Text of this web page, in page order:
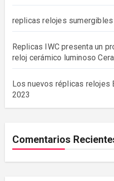
replicas relojes sumergibles
Replicas IWC presenta un
reloj cerámico luminoso
Los nuevos réplicas relojes
2023
Comentarios